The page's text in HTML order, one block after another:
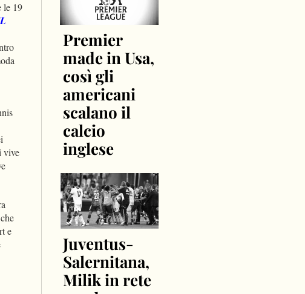
le 19
vive
e
Premier
made in Usa,
così gli
americani
scalano il
calcio
inglese
Juventus-
Salernitana,
Milik in rete